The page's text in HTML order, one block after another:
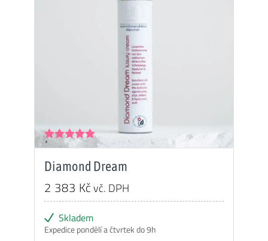
Hodnocení
Diamond Dream
2 383 Kčvč. DPH
Skladem
Expedice pondělí a čtvrtek do 9h